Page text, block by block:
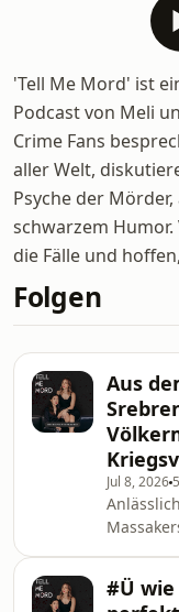
'Tell Me Mord' ist
Podcast von Meli
Crime Fans
aller Welt,
Psyche der
schwarzem Humor.
die Fälle und
Folgen
Aus
Jul 8, 2026
aus
#Ü